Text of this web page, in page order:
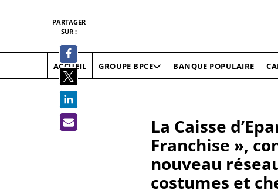
ACCUEIL GROUPE BPCE BANQUE POPULAIRE
La Caisse
Franchise »,
nouveau
costumes et
PARTAGER
SUR :